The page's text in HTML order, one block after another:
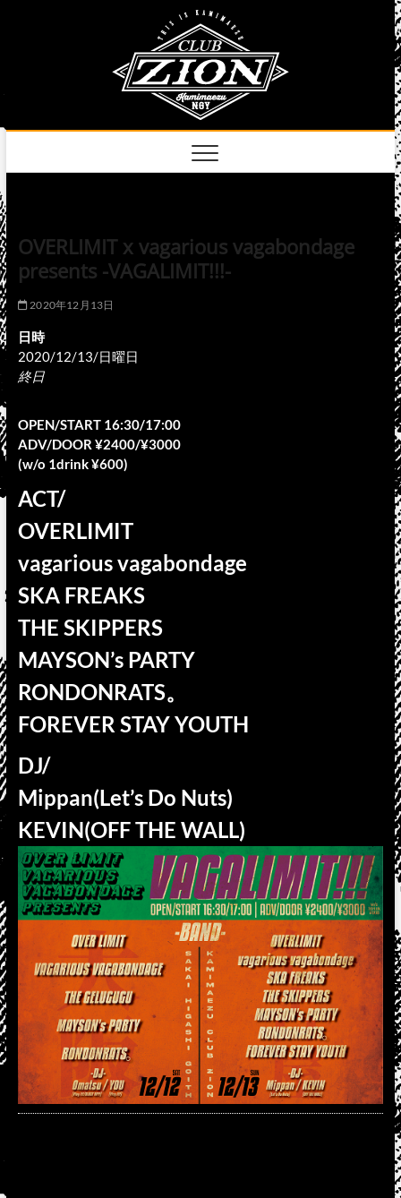
OVERLIMIT x vagarious vagabondage
presents -VAGALIMIT!!!-
2020年12月13日
日時
2020/12/13/日曜日
終日
OPEN/START 16:30/17:00
ADV/DOOR ¥2400/¥3000
(w/o 1drink ¥600)
ACT/
OVERLIMIT
vagarious vagabondage
SKA FREAKS
THE SKIPPERS
MAYSON’s PARTY
RONDONRATS。
FOREVER STAY YOUTH
DJ/
Mippan(Let’s Do Nuts)
KEVIN(OFF THE WALL)